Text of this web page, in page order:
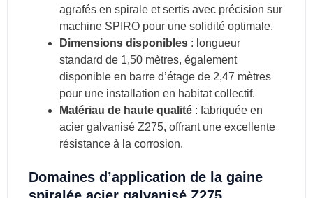
agrafés en spirale et sertis avec précision sur
machine SPIRO pour une solidité optimale.
Dimensions disponibles: longueur
standard de 1,50 mètres, également
disponible en barre d’étage de 2,47 mètres
pour une installation en habitat collectif.
Matériau de haute qualité: fabriquée en
acier galvanisé Z275, offrant une excellente
résistance à la corrosion.
Domaines d’application de la gaine